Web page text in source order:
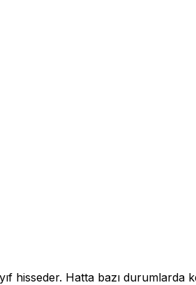
hisseder. Hatta bazı